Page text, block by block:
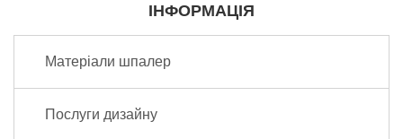
ІНФОРМАЦІЯ
Матеріали шпалер
Послуги дизайну